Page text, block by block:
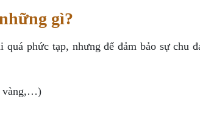
gì?
phức tạp, nhưng để đảm bảo sự chu
vàng,…)